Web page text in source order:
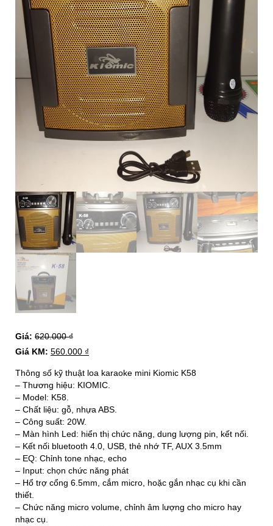
Giá: 620.000₫
Giá KM: 560.000 ₫
Thông số kỹ thuật loa karaoke mini Kiomic K58
– Thương hiệu: KIOMIC.
– Model: K58.
– Chất liệu: gỗ, nhựa ABS.
– Công suất: 20W.
– Màn hình Led: hiển thị chức năng, dung lượng pin, kết nối.
– Kết nối bluetooth 4.0, USB, thẻ nhớ TF, AUX 3.5mm
– EQ: Chỉnh tone nhạc, echo
– Input: chọn chức năng phát
– Hổ trợ cổng 6.5mm, cắm micro, hoặc gắn nhạc cụ khi cần
thiết.
– Chức năng micro volume, chỉnh âm lượng cho micro hay
nhạc cụ.